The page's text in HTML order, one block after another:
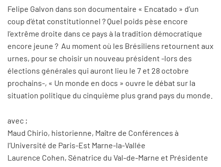
Felipe Galvon dans son documentaire « Encatado » d’un
coup d’état constitutionnel ? Quel poids pèse encore
l’extrême droite dans ce pays à la tradition démocratique
encore jeune ? Au moment où les Brésiliens retournent aux
urnes, pour se choisir un nouveau président -lors des
élections générales qui auront lieu le 7 et 28 octobre
prochains-, « Un monde en docs » ouvre le débat sur la
situation politique du cinquième plus grand pays du monde.
avec ;
Maud Chirio, historienne, Maître de Conférences à
l’Université de Paris-Est Marne-la-Vallée
Laurence Cohen, Sénatrice du Val-de-Marne et Présidente